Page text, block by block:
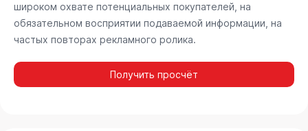
широком охвате потенциальных покупателей, на
обязательном восприятии подаваемой информации, на
частых повторах рекламного ролика.
Получить просчёт